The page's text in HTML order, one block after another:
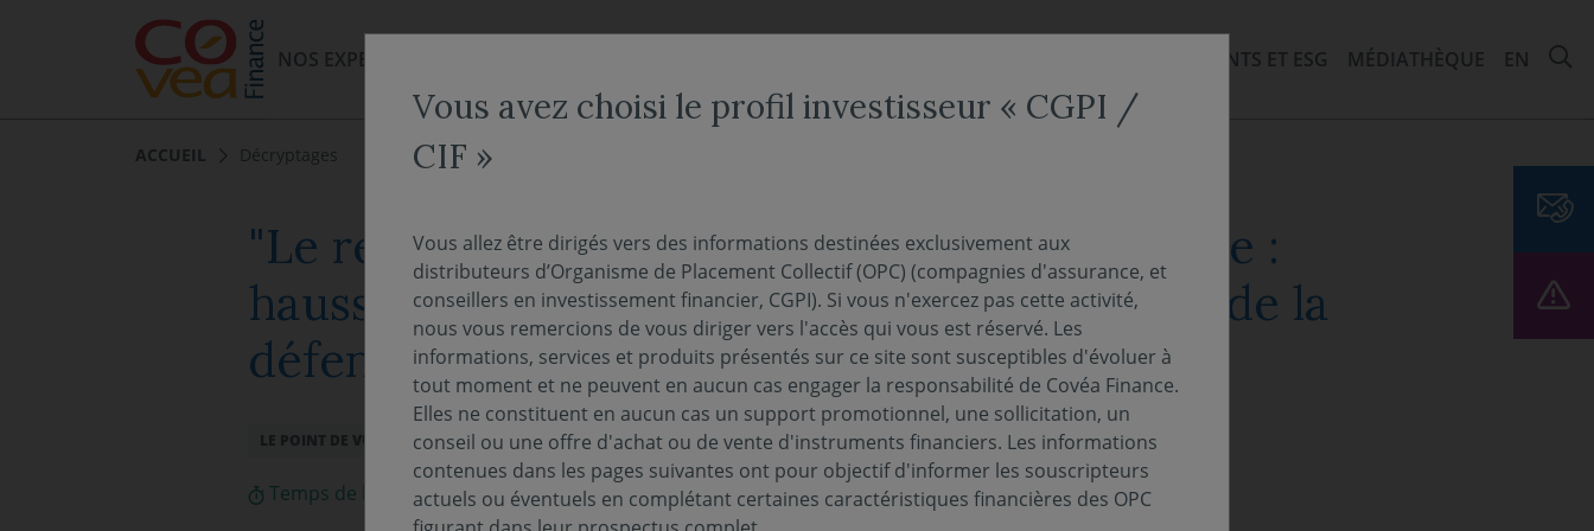
NOS EXPERTISES
ENGAGEMENTS ET ESG MÉDIATHÈQUE EN
ACCUEIL Décryptages
"Le regard de l’analyste" - L’Europe se réarme :
hausse des budgets et impact sur l’industrie de la
défense
LE POINT DE VUE DE L'EXPERT 11 mars 2025
Temps de lecture :4min
Vous avez choisi le profil investisseur « CGPI /
CIF »
Vous allez être dirigés vers des informations destinées exclusivement aux
distributeurs d’Organisme de Placement Collectif (OPC) (compagnies d'assurance, et
conseillers en investissement financier, CGPI). Si vous n'exercez pas cette activité,
nous vous remercions de vous diriger vers l'accès qui vous est réservé. Les
informations, services et produits présentés sur ce site sont susceptibles d'évoluer à
tout moment et ne peuvent en aucun cas engager la responsabilité de Covéa Finance.
Elles ne constituent en aucun cas un support promotionnel, une sollicitation, un
conseil ou une offre d'achat ou de vente d'instruments financiers. Les informations
contenues dans les pages suivantes ont pour objectif d'informer les souscripteurs
actuels ou éventuels en complétant certaines caractéristiques financières des OPC